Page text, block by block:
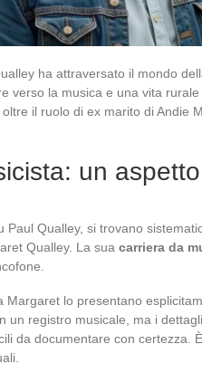
ha attraversato il mondo
verso la musica e una vita
il ruolo di ex marito di Andie
un
Qualley, si trovano
Qualley. La sua carriera da
Margaret lo presentano
un registro musicale, ma i
da documentare con certezza.